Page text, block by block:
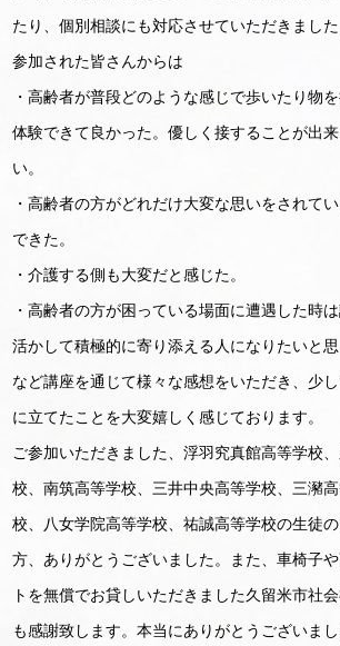
たり、個別相談にも対応させていただきました
参加された皆さんからは
・高齢者が普段どのような感じで歩いたり物
体験できて良かった。優しく接することが出
い。
・高齢者の方がどれだけ大変な思いをされて
できた。
・介護する側も大変だと感じた。
・高齢者の方が困っている場面に遭遇した時
活かして積極的に寄り添える人になりたいと思
など講座を通じて様々な感想をいただき、少
に立てたことを大変嬉しく感じております。
ご参加いただきました、浮羽究真館高等学校
校、南筑高等学校、三井中央高等学校、三瀦
校、八女学院高等学校、祐誠高等学校の生徒
方、ありがとうございました。また、車椅子
トを無償でお貸しいただきました久留米市社
も感謝致します。本当にありがとうございまし